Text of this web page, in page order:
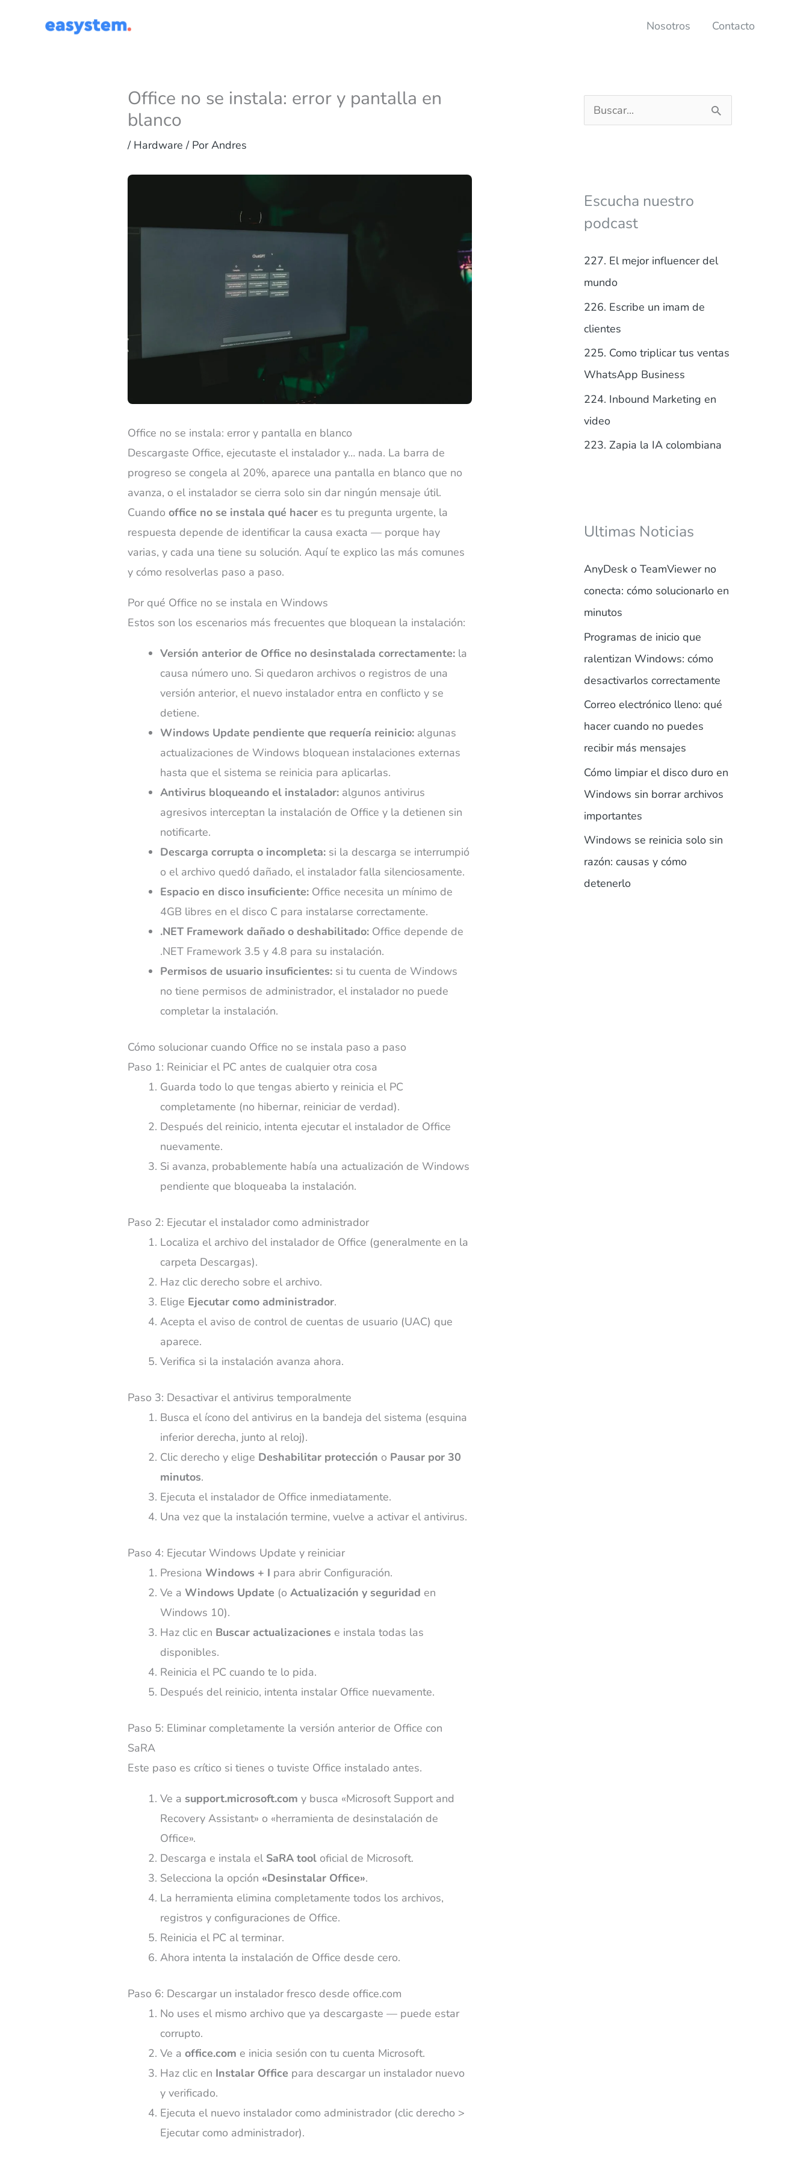
Nosotros Contacto
Office no se instala: error y pantalla en
blanco
/ Hardware / PorAndres
Office no se instala: error y pantalla en blanco
Descargaste Office, ejecutaste el instalador y… nada. La barra de
progreso se congela al 20%, aparece una pantalla en blanco que no
avanza, o el instalador se cierra solo sin dar ningún mensaje útil.
Cuandooffice no se instala qué hacer es tu pregunta urgente, la
respuesta depende de identificar la causa exacta — porque hay
varias, y cada una tiene su solución. Aquí te explico las más comunes
y cómo resolverlas paso a paso.
Por qué Office no se instala en Windows
Estos son los escenarios más frecuentes que bloquean la instalación:
Versión anterior de Office no desinstalada correctamente: la
causa número uno. Si quedaron archivos o registros de una
versión anterior, el nuevo instalador entra en conflicto y se
detiene.
Windows Update pendiente que requería reinicio: algunas
actualizaciones de Windows bloquean instalaciones externas
hasta que el sistema se reinicia para aplicarlas.
Antivirus bloqueando el instalador: algunos antivirus
agresivos interceptan la instalación de Office y la detienen sin
notificarte.
Descarga corrupta o incompleta: si la descarga se interrumpió
o el archivo quedó dañado, el instalador falla silenciosamente.
Espacio en disco insuficiente: Office necesita un mínimo de
4GB libres en el disco C para instalarse correctamente.
.NET Framework dañado o deshabilitado: Office depende de
.NET Framework 3.5 y 4.8 para su instalación.
Permisos de usuario insuficientes: si tu cuenta de Windows
no tiene permisos de administrador, el instalador no puede
completar la instalación.
Cómo solucionar cuando Office no se instala paso a paso
Paso 1: Reiniciar el PC antes de cualquier otra cosa
Guarda todo lo que tengas abierto y reinicia el PC
completamente (no hibernar, reiniciar de verdad).
Después del reinicio, intenta ejecutar el instalador de Office
nuevamente.
Si avanza, probablemente había una actualización de Windows
pendiente que bloqueaba la instalación.
Paso 2: Ejecutar el instalador como administrador
Localiza el archivo del instalador de Office (generalmente en la
carpeta Descargas).
Haz clic derecho sobre el archivo.
Elige Ejecutar como administrador.
Acepta el aviso de control de cuentas de usuario (UAC) que
aparece.
Verifica si la instalación avanza ahora.
Paso 3: Desactivar el antivirus temporalmente
Busca el ícono del antivirus en la bandeja del sistema (esquina
inferior derecha, junto al reloj).
Clic derecho y elige Deshabilitar protección o Pausar por 30
minutos.
Ejecuta el instalador de Office inmediatamente.
Una vez que la instalación termine, vuelve a activar el antivirus.
Paso 4: Ejecutar Windows Update y reiniciar
Presiona Windows + I para abrir Configuración.
Ve a Windows Update (oActualización y seguridad en
Windows 10).
Haz clic en Buscar actualizaciones e instala todas las
disponibles.
Reinicia el PC cuando te lo pida.
Después del reinicio, intenta instalar Office nuevamente.
Paso 5: Eliminar completamente la versión anterior de Office con
SaRA
Este paso es crítico si tienes o tuviste Office instalado antes.
Ve asupport.microsoft.com y busca «Microsoft Support and
Recovery Assistant» o «herramienta de desinstalación de
Office».
Descarga e instala el SaRA tool oficial de Microsoft.
Selecciona la opción «Desinstalar Office».
La herramienta elimina completamente todos los archivos,
registros y configuraciones de Office.
Reinicia el PC al terminar.
Ahora intenta la instalación de Office desde cero.
Paso 6: Descargar un instalador fresco desde office.com
No uses el mismo archivo que ya descargaste — puede estar
corrupto.
Ve aoffice.com e inicia sesión con tu cuenta Microsoft.
Haz clic en Instalar Office para descargar un instalador nuevo
y verificado.
Ejecuta el nuevo instalador como administrador (clic derecho >
Ejecutar como administrador).
u
a
p
o
r
:
Escucha nuestro
podcast
227. El mejor influencer del
mundo
226. Escribe un imam de
clientes
225. Como triplicar tus ventas
WhatsApp Business
224. Inbound Marketing en
video
223. Zapia la IA colombiana
Ultimas Noticias
AnyDesk o TeamViewer no
conecta: cómo solucionarlo en
minutos
Programas de inicio que
ralentizan Windows: cómo
desactivarlos correctamente
Correo electrónico lleno: qué
hacer cuando no puedes
recibir más mensajes
Cómo limpiar el disco duro en
Windows sin borrar archivos
importantes
Windows se reinicia solo sin
razón: causas y cómo
detenerlo